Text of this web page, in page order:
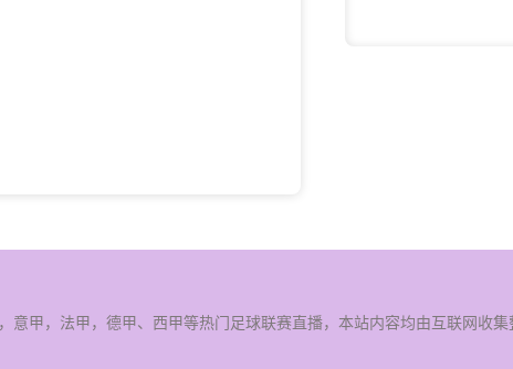
甲，法甲，德甲、西甲等热门足球联赛直播，本站内容均由互联网收